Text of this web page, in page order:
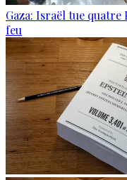
Gaza: Israël tue
feu